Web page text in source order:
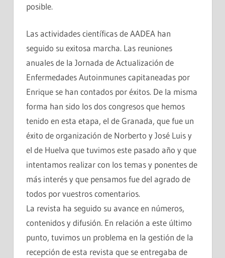
posible.
Las actividades científicas de AADEA han
seguido su exitosa marcha. Las reuniones
anuales de la Jornada de Actualización de
Enfermedades Autoinmunes capitaneadas por
Enrique se han contados por éxitos. De la misma
forma han sido los dos congresos que hemos
tenido en esta etapa, el de Granada, que fue un
éxito de organización de Norberto y José Luis y
el de Huelva que tuvimos este pasado año y que
intentamos realizar con los temas y ponentes de
más interés y que pensamos fue del agrado de
todos por vuestros comentarios.
La revista ha seguido su avance en números,
contenidos y difusión. En relación a este último
punto, tuvimos un problema en la gestión de la
recepción de esta revista que se entregaba de